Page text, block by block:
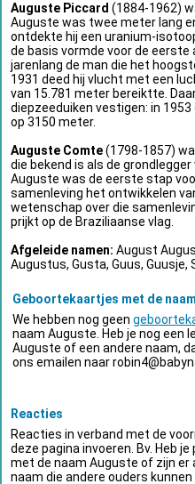
Auguste Piccard (1884-1962)
Auguste was twee meter lang
ontdekte hij een uranium-
de basis vormde voor de
jarenlang de man die het
1931 deed hij vlucht met een
van 15.781 meter bereiktte.
diepzeeduiken vestigen: in
op 3150 meter.
Auguste Comte(1798-1857)
die bekend is als de
Auguste was de eerste stap
samenleving het ontwikkelen
wetenschap over die
prijkt op de Braziliaanse vlag.
Afgeleide namen: August
Augustus, Gusta, Guus, Guusje,
Geboortekaartjes met de
We hebben nog geen
naam Auguste. Heb je nog een
Auguste of een andere naam,
ons emailen naar
Reacties
Reacties in verband met de
deze pagina invoeren. Bv. Heb
met de naam Auguste of zijn
naam die andere ouders